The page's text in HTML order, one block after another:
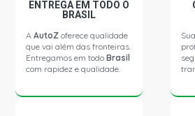
SAVEIRO G1 S PICKUP 1.6 8V AR
ENTREGA EM TODO O
BRASIL
AAutoZ oferece qualidade
que vai além das fronteiras.
Entregamos em todoBrasil
com rapidez e qualidade.